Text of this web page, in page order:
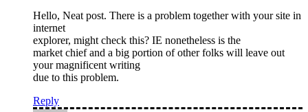
Hello, Neat post. There is a problem together with your site in
internet
explorer, might check this? IE nonetheless is the
market chief and a big portion of other folks will leave out
your magnificent writing
due to this problem.
Reply